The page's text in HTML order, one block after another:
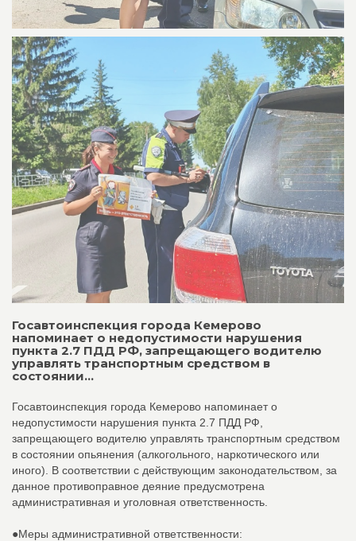
Госавтоинспекция города Кемерово
напоминает о недопустимости нарушения
пункта 2.7 ПДД РФ, запрещающего водителю
управлять транспортным средством в
состоянии...
Госавтоинспекция города Кемерово напоминает о
недопустимости нарушения пункта 2.7 ПДД РФ,
запрещающего водителю управлять транспортным средством
в состоянии опьянения (алкогольного, наркотического или
иного). В соответствии с действующим законодательством, за
данное противоправное деяние предусмотрена
административная и уголовная ответственность.
●Меры административной ответственности: